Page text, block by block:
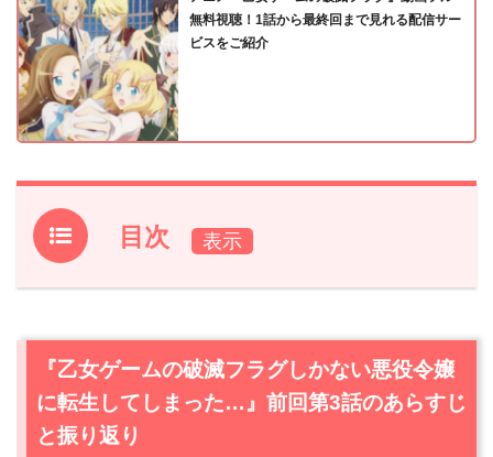
無料視聴！1話から最終回まで見れる配信サー
ビスをご紹介
目次
1.『乙女ゲームの破滅フラグしかない悪役令嬢に転生して
2.【ネタバレ】『乙女ゲームの破滅フラグしかない悪役令
嬢に転生してしまった…』第4話あらすじ・感想
2.1 魔法学校入学
2.2 出会いイベント発生
『乙女ゲームの破滅フラグしかない悪役令嬢
に転生してしまった…』前回第3話のあらすじ
と振り返り